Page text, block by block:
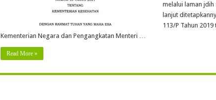
melalui laman
lanjut
113/P Tahun
Kementerian Negara dan Pengangkatan Menteri …
Read More »